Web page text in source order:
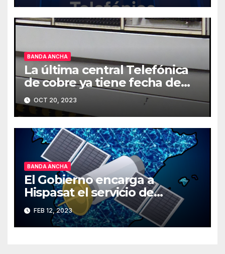
BANDA ANCHA
La última central Telefónica
de cobre ya tiene fecha de
cierre
OCT 20, 2023
BANDA ANCHA
El Gobierno encarga a
Hispasat el servicio de
Internet rápido por satélite
FEB 12, 2023